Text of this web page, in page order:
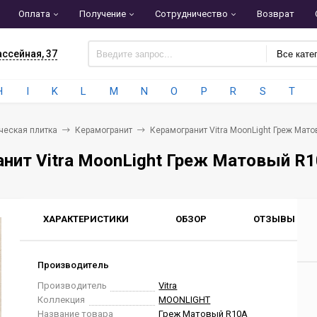
Оплата Получение Сотрудничество Возврат
37 Все
I K L M N O P R S T
плитка Керамогранит Керамогранит Vitra MoonLight Греж
Vitra MoonLight Греж Матовый
ХАРАКТЕРИСТИКИ ОБЗОР ОТЗЫВЫ
Производитель
Производитель
Vitra
Коллекция
MOONLIGHT
Название товара
Греж Матовый R10A